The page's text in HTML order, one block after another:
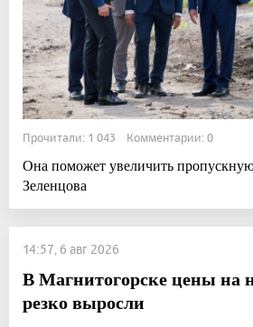
Прочитали: 1 043 Комментарии: 0
Она поможет увеличить
Зеленцова
14:57, 6 авг 2026
В Магнитогорске цены на
резко выросли